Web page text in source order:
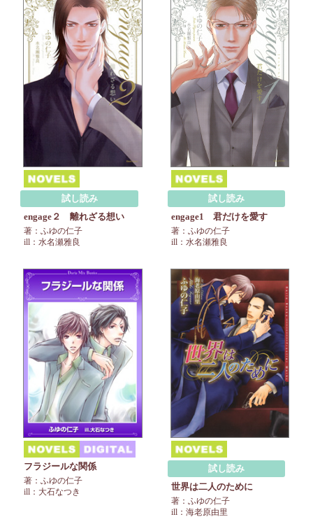
試し読み
engage２ 離れざる想い
著：ふゆの仁子
ill：水名瀬雅良
試し読み
engage1 君だけを愛す
著：ふゆの仁子
ill：水名瀬雅良
フラジールな関係
著：ふゆの仁子
ill：大石なつき
試し読み
世界は二人のために
著：ふゆの仁子
ill：海老原由里